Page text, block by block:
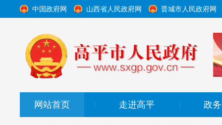
中国政府网 山西省人民政府网 晋城市人民政府网
网站首页 走进高平 政